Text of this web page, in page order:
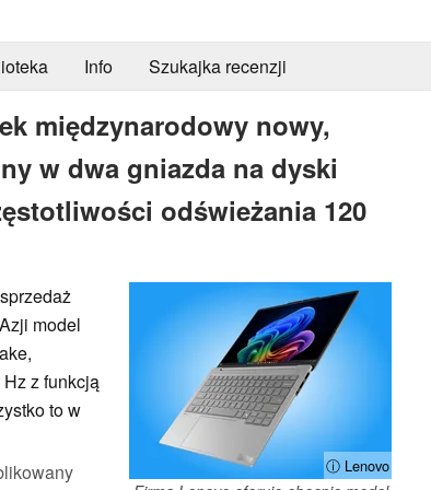
Info Szukajka recenzji
międzynarodowy nowy,
w dwa gniazda na dyski
odświeżania 120
ⓘ Lenovo
model
z funkcją
to w